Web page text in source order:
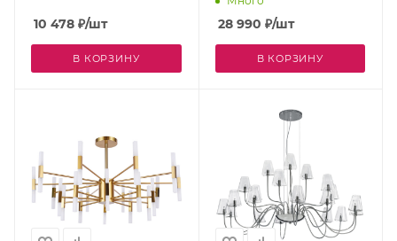
10 478 ₽/шт
В КОРЗИНУ
28 990 ₽/шт
В КОРЗИНУ